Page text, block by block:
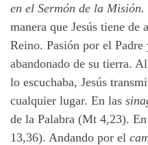
en el Sermón de la Misión.
manera que Jesús tiene de
Reino. Pasión por el
abandonado de su tierra.
lo escuchaba, Jesús
cualquier lugar. En las
de la Palabra (Mt 4,23).
13,36). Andando por el